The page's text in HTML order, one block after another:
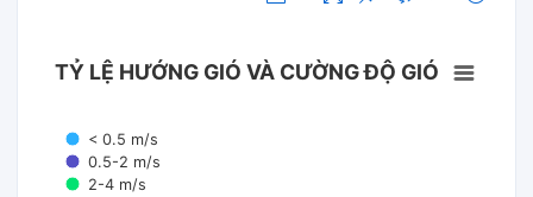
TỶ LỆ HƯỚNG GIÓ VÀ CƯỜNG ĐỘ GIÓ
< 0.5 m/s
0.5-2 m/s
2-4 m/s